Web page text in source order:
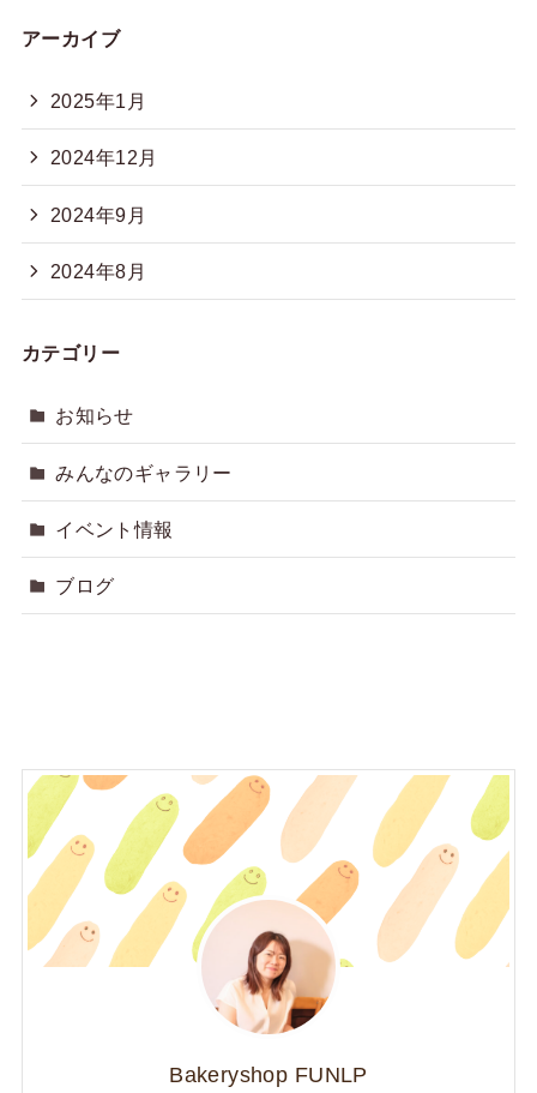
アーカイブ
2025年1月
2024年12月
2024年9月
2024年8月
カテゴリー
お知らせ
みんなのギャラリー
イベント情報
ブログ
Bakeryshop FUNLP